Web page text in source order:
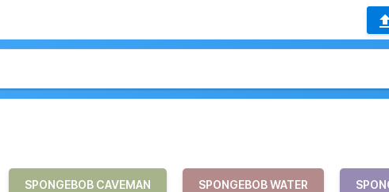
SPONGEBOB CAVEMAN SPONGEBOB WATER